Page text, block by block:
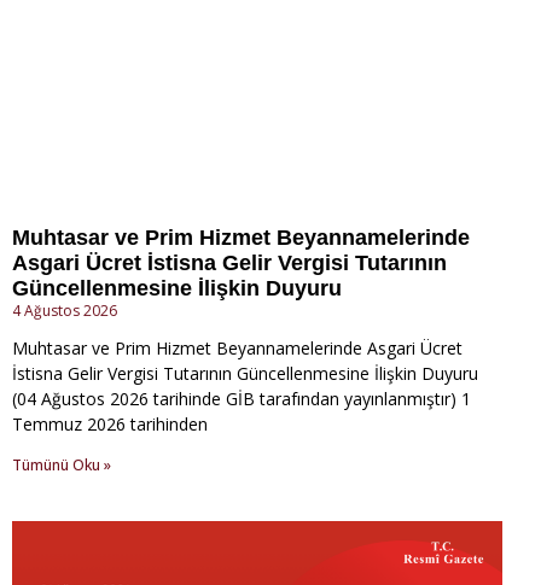
Muhtasar ve Prim Hizmet Beyannamelerinde
Asgari Ücret İstisna Gelir Vergisi Tutarının
Güncellenmesine İlişkin Duyuru
4 Ağustos 2026
Muhtasar ve Prim Hizmet Beyannamelerinde Asgari Ücret
İstisna Gelir Vergisi Tutarının Güncellenmesine İlişkin Duyuru
(04 Ağustos 2026 tarihinde GİB tarafından yayınlanmıştır) 1
Temmuz 2026 tarihinden
Tümünü Oku »